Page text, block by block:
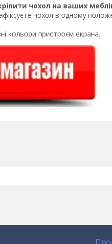
чохол на ваших
чохол в одному
кольори пристроєм екрана.